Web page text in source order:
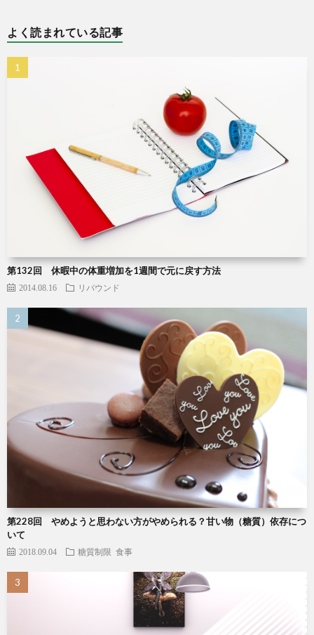
よく読まれている記事
第132回 休暇中の体重増加を1週間で元に戻す方法
2014.08.16 リバウンド
第228回 やめようと思わない方がやめられる？甘い物（糖質）依存につ
いて
2018.09.04 糖質制限 食事